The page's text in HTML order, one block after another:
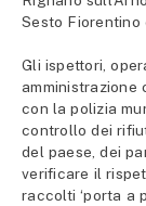
Sesto Fiorentino
Gli ispettori,
amministrazione
con la polizia
controllo dei
del paese, dei
verificare il
raccolti ‘porta a